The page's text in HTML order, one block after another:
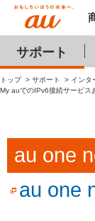
サポート
トップ サポート インタ
My auでのIPv6接続サービス
au one
au one